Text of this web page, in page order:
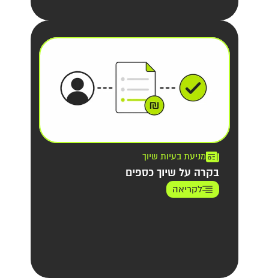
מניעת בעיות שיוך
בקרה על שיוך כספים
לקריאה